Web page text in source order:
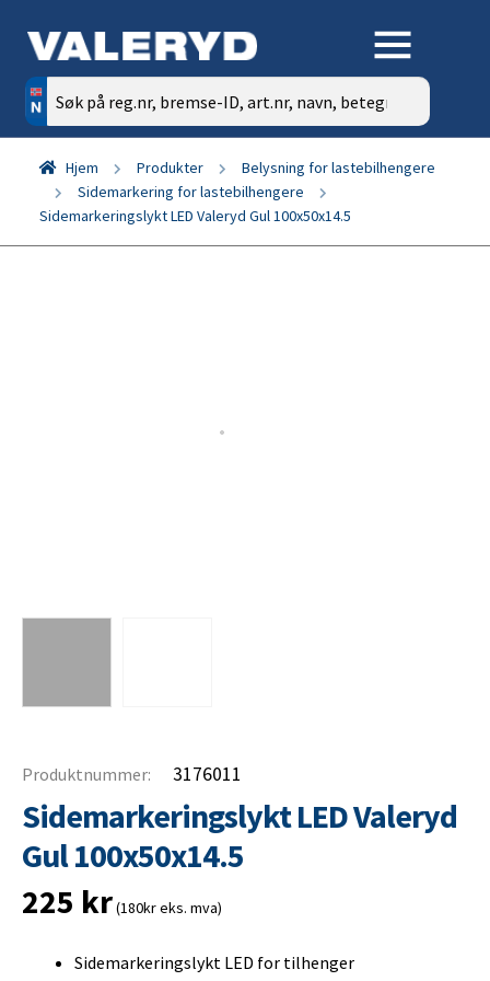
Søk
etter:
Hjem Produkter
Belysning for lastebilhengere
Sidemarkering for lastebilhengere
Sidemarkeringslykt LED Valeryd Gul 100x50x14.5
Produktnummer: 3176011
Sidemarkeringslykt LED Valeryd
Gul 100x50x14.5
225 kr(180kr eks. mva)
Sidemarkeringslykt LED for tilhenger